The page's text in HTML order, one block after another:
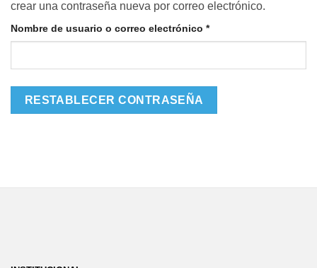
crear una contraseña nueva por correo electrónico.
Nombre de usuario o correo electrónico *Obligatorio
RESTABLECER CONTRASEÑA